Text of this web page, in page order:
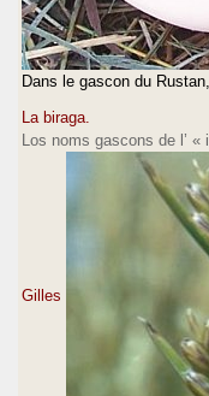
Dans le gascon du
La biraga.
Los noms gascons de l’ «
Gilles